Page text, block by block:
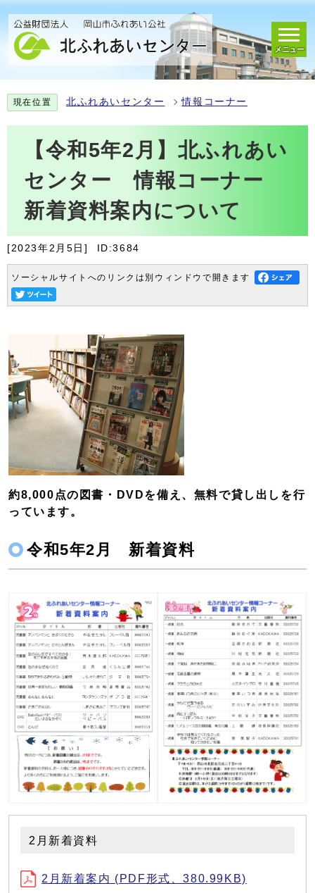
メニュー
現在位置 北ふれあいセンター 情報コーナー
【令和5年2月】北ふれあい
センター 情報コーナー
新着資料案内について
[2023年2月5日] ID:3684
ソーシャルサイトへのリンクは別ウィンドウで開きます
約8,000点の図書・DVDを備え、無料で貸し出しを行
っています。
令和5年2月 新着資料
2月新着資料
2月新着案内 (PDF形式、380.99KB)